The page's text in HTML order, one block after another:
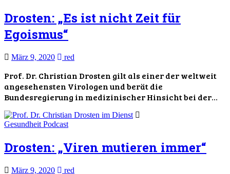
Drosten: „Es ist nicht Zeit für
Egoismus“
März 9, 2020 red
Prof. Dr. Christian Drosten gilt als einer der weltweit
angesehensten Virologen und berät die
Bundesregierung in medizinischer Hinsicht bei der…
Gesundheit Podcast
Drosten: „Viren mutieren immer“
März 9, 2020 red